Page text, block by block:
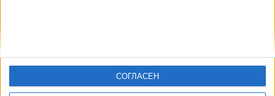
СОГЛАСЕН